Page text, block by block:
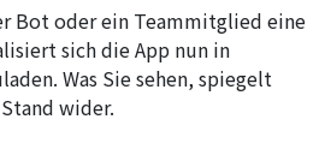
Bot oder ein Teammitglied eine
sich die App nun in
Was Sie sehen, spiegelt
wider.